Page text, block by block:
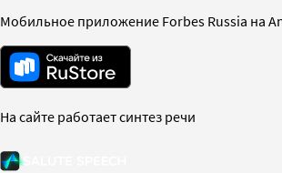
Мобильное приложение Forbes Russia на
На сайте работает синтез речи